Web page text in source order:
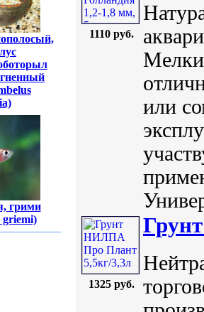
грими
griemi)
1110 руб.
или
1325 руб.